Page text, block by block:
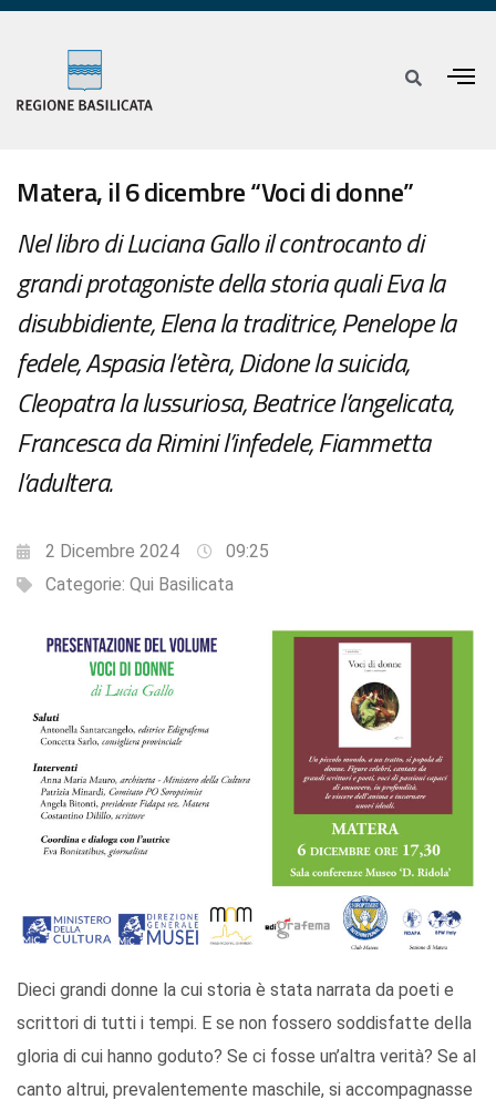
Matera, il 6 dicembre “Voci di donne”
Nel libro di Luciana Gallo il controcanto di
grandi protagoniste della storia quali Eva la
disubbidiente, Elena la traditrice, Penelope la
fedele, Aspasia l’etèra, Didone la suicida,
Cleopatra la lussuriosa, Beatrice l’angelicata,
Francesca da Rimini l’infedele, Fiammetta
l’adultera.
2 Dicembre 2024
09:25
Categorie: Qui Basilicata
Dieci grandi donne la cui storia è stata narrata da poeti e
scrittori di tutti i tempi. E se non fossero soddisfatte della
gloria di cui hanno goduto? Se ci fosse un’altra verità? Se al
canto altrui, prevalentemente maschile, si accompagnasse